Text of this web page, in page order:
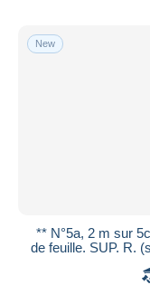
New
** N°5a, 2 m sur
de feuille. SUP. R.